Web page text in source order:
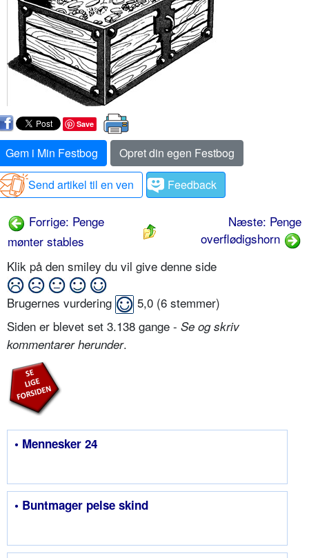
Save
Gem i Min Festbog
Opret din egen Festbog
Send artikel til en ven
Feedback
Forrige: Penge
mønter stables
Næste: Penge
overflødigshorn
Klik på den smiley du vil give denne side
Brugernes vurdering 5,0 (6 stemmer)
Siden er blevet set 3.138 gange - Se og skriv
kommentarer herunder.
• Mennesker 24
• Buntmager pelse skind